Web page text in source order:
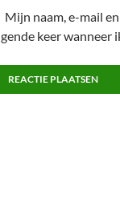
Mijn naam, e-mail
keer wanneer